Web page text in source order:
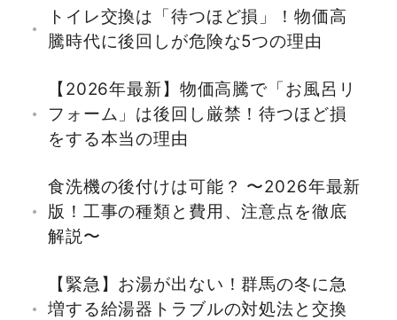
トイレ交換は「待つほど損」！物価高
騰時代に後回しが危険な5つの理由
【2026年最新】物価高騰で「お風呂リ
フォーム」は後回し厳禁！待つほど損
をする本当の理由
食洗機の後付けは可能？ 〜2026年最新
版！工事の種類と費用、注意点を徹底
解説〜
【緊急】お湯が出ない！群馬の冬に急
増する給湯器トラブルの対処法と交換